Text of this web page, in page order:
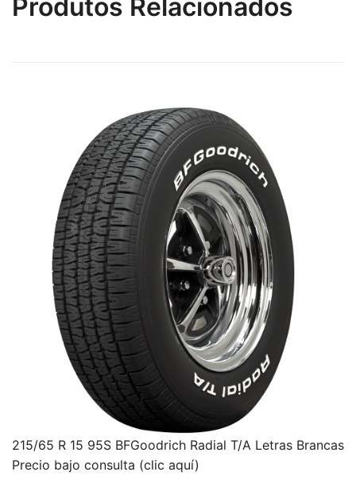
Produtos Relacionados
215/65 R 15 95S BFGoodrich Radial T/A Letras Brancas
Precio bajo consulta (clic aquí)